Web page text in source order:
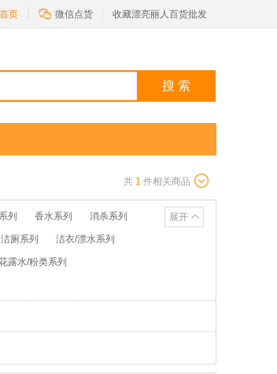
页  微信点货 收藏漂亮丽人百货批发
搜 索
共 1 件相关商品
列 香水系列 消杀系列
洁厕系列 洁衣/漂水系列
露水/粉类系列
展开